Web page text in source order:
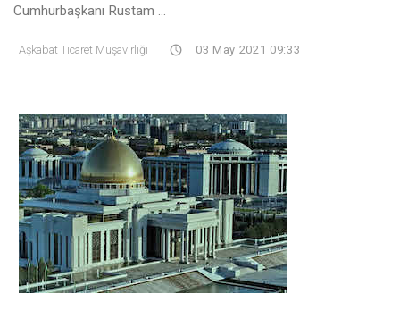
Cumhurbaşkanı Rustam ...
Aşkabat Ticaret Müşavirliği 03 May 2021 09:33